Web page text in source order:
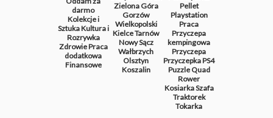
darmo
Kolekcje i
SztukaKultura i
Rozrywka
ZdrowiePraca
dodatkowa
Finansowe
Zielona Góra
Gorzów
Wielkopolski
KielceTarnów
Nowy Sącz
Wałbrzych
Olsztyn
Koszalin
Pellet
Playstation
Praca
Przyczepa
kempingowa
Przyczepa
PrzyczepkaPS4
PuzzleQuad
Rower
KosiarkaSzafa
Traktorek
Tokarka